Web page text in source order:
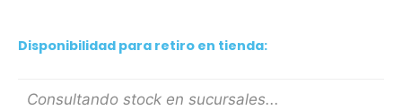
Disponibilidad para retiro en tienda:
Consultando stock en sucursales...